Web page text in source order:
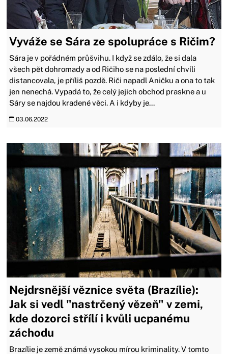
Vyváže se Sára ze spolupráce s Ričim?
Sára je v pořádném průšvihu. I když se zdálo, že si dala
všech pět dohromady a od Ričiho se na poslední chvíli
distancovala, je příliš pozdě. Riči napadl Aničku a ona to tak
jen nenechá. Vypadá to, že celý jejich obchod praskne a u
Sáry se najdou kradené věci. A i kdyby je...
03.06.2022
Nejdrsnější věznice světa (Brazílie):
Jak si vedl "nastrčený vězeň" v zemi,
kde dozorci střílí i kvůli ucpanému
záchodu
Brazílie je země známá vysokou mírou kriminality. V tomto